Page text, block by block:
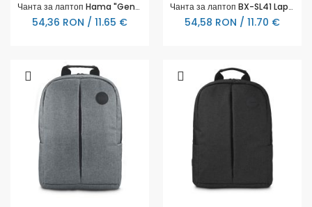
Чанта за лаптоп Hama "Genua", до 40 см (15.6"), сива
54,36 RON / 11.65 €
Чанта за лаптоп BX-SL41 Laptop sleeve 14,1" черна MAXELL
54,58 RON / 11.70 €